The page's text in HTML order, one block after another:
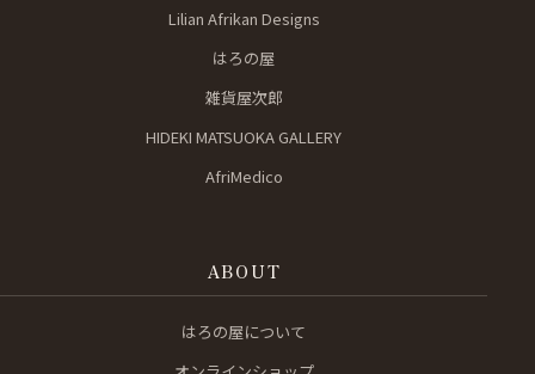
Lilian Afrikan Designs
はろの屋
雑貨屋次郎
HIDEKI MATSUOKA GALLERY
AfriMedico
ABOUT
はろの屋について